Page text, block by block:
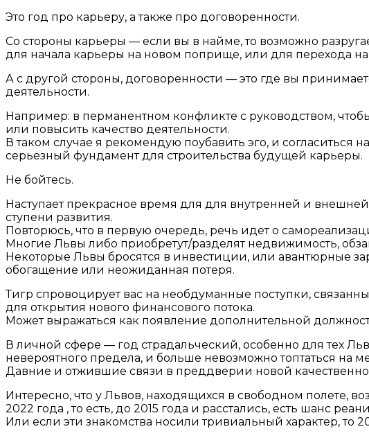
Это год про карьеру, а также про договоренности.
Со стороны карьеры — если вы в найме, то возможно
для начала карьеры на новом поприще, или для перехода
А с другой стороны, договоренности — это где вы
деятельности.
Например: в перманентном конфликте с руководством,
или повысить качество деятельности.
В таком случае я рекомендую поубавить эго, и
серьезный фундамент для строительства будущей карьеры.
Не бойтесь.
Наступает прекрасное время для для внутренней и
ступени развития.
Повторюсь, что в первую очередь, речь идет о
Многие Львы либо приобретут/разделят недвижимость,
Некоторые Львы бросятся в инвестиции, или авантюрные
обогащение или неожиданная потеря.
Тигр спровоцирует вас на необдуманные поступки,
для открытия нового финансового потока.
Может выражаться как появление дополнительной
В личной сфере — год страдальческий, особенно для тех
невероятного предела, и больше невозможно топтаться на
Давние и отжившие связи в преддверии новой
Интересно, что у Львов, находящихся в свободном полете,
2022 года , то есть, до 2015 года и расстались, есть шанс
Или если эти знакомства носили тривиальный характер, то